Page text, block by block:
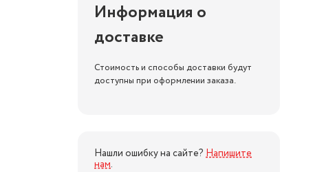
Информация о
доставке
Стоимость и способы доставки будут
доступны при оформлении заказа.
Нашли ошибку на сайте? Напишите
нам.